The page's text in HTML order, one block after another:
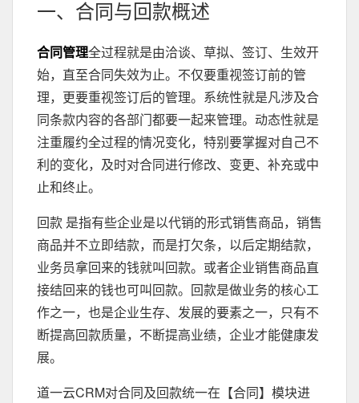
一、合同与回款概述
合同管理全过程就是由洽谈、草拟、签订、生效开
始，直至合同失效为止。不仅要重视签订前的管
理，更要重视签订后的管理。系统性就是凡涉及合
同条款内容的各部门都要一起来管理。动态性就是
注重履约全过程的情况变化，特别要掌握对自己不
利的变化，及时对合同进行修改、变更、补充或中
止和终止。
回款 是指有些企业是以代销的形式销售商品，销售
商品并不立即结款，而是打欠条，以后定期结款，
业务员拿回来的钱就叫回款。或者企业销售商品直
接结回来的钱也可叫回款。回款是做业务的核心工
作之一，也是企业生存、发展的要素之一，只有不
断提高回款质量，不断提高业绩，企业才能健康发
展。
道一云CRM对合同及回款统一在【合同】模块进